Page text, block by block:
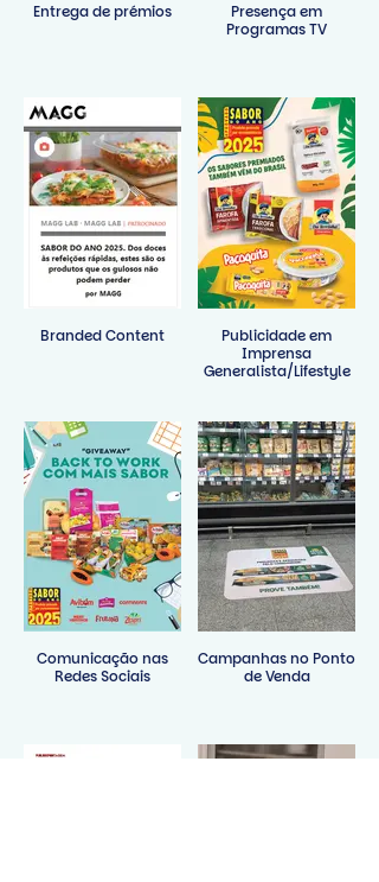
Entrega de prémios
Presença em
Programas TV
Branded Content
Publicidade em
Imprensa
Generalista/Lifestyle
Comunicação nas
Redes Sociais
Campanhas no Ponto
de Venda